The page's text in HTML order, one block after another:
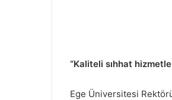
“Kaliteli sıhhat
Ege Üniversitesi